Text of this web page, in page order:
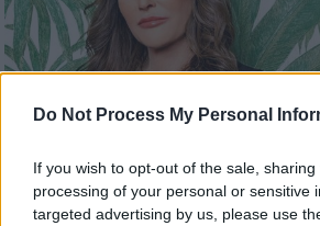
Do Not Process My Personal
If you wish to opt-out of the sale,
processing of your personal or sensitive
targeted advertising by us, please use